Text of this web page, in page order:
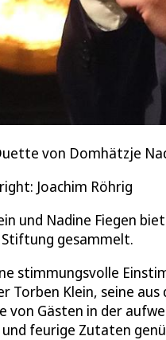
von Domhätzje
Joachim Röhrig
und Nadine Fiegen
gesammelt.
stimmungsvolle
Torben Klein, seine
von Gästen in der
feurige Zutaten